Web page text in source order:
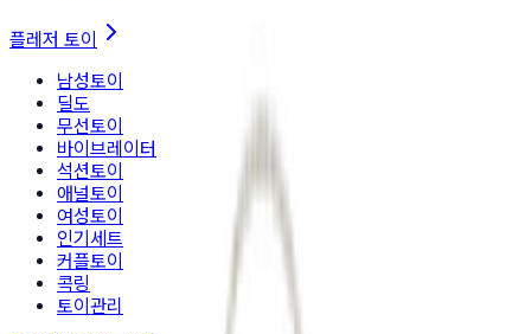
플레저 토이
남성토이
딜도
무선토이
바이브레이터
석션토이
애널토이
여성토이
인기세트
커플토이
콕링
토이관리